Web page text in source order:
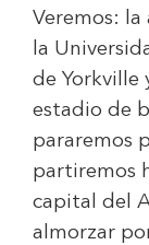
Veremos: la
la
de Yorkville
estadio de
pararemos
partiremos
capital del
almorzar